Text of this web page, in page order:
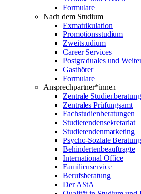
Formulare
Nach dem Studium
Exmatrikulation
Promotionsstudium
Zweitstudium
Career Services
Postgraduales und
Gasthörer
Formulare
Ansprechpartner*innen
Zentrale Studienberatung
Zentrales Prüfungsamt
Fachstudienberatungen
Studierendensekretariat
Studierendenmarketing
Psycho-Soziale Beratung
Behindertenbeauftragte
International Office
Familienservice
Berufsberatung
Der AStA